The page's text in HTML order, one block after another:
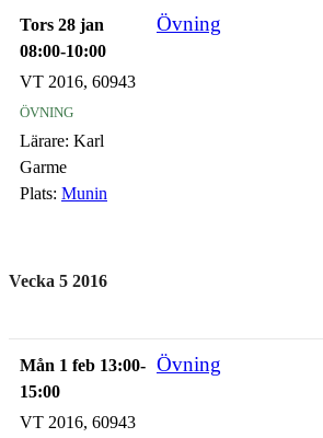
Tors 28 jan
08:00-10:00
Övning
VT 2016, 60943
övning
Lärare: Karl
Garme
Plats: Munin
Vecka 5 2016
Mån 1 feb 13:00-
15:00
Övning
VT 2016, 60943